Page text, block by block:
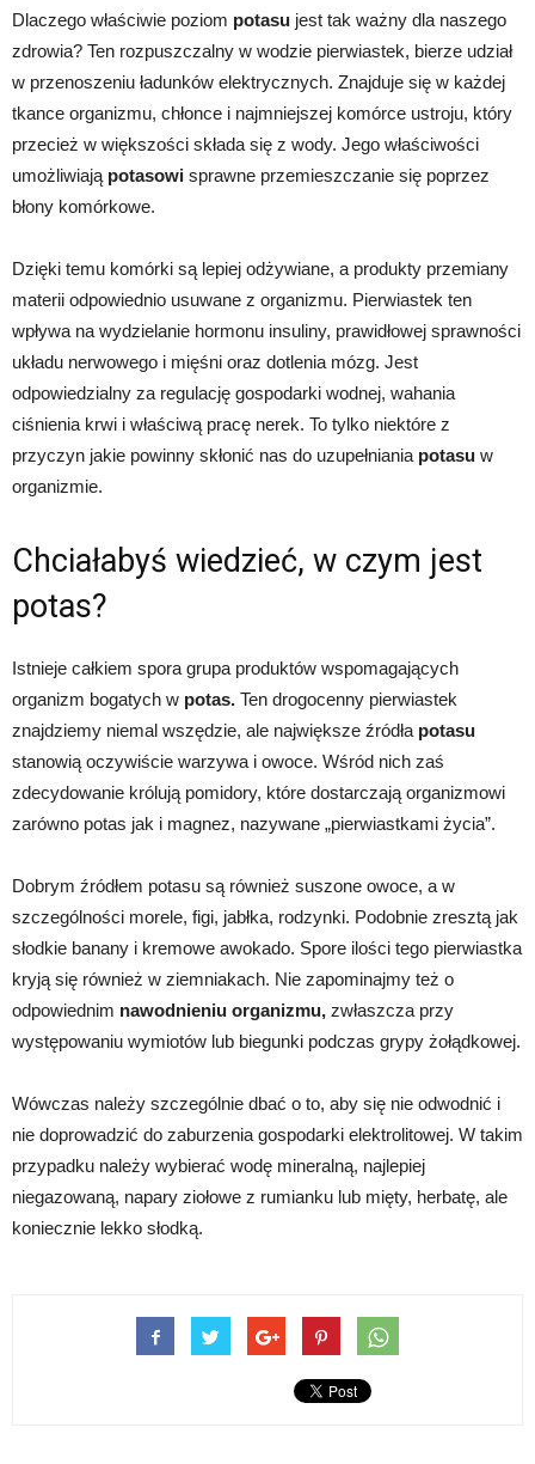
Dlaczego właściwie poziom potasu jest tak ważny dla naszego
zdrowia? Ten rozpuszczalny w wodzie pierwiastek, bierze udział
w przenoszeniu ładunków elektrycznych. Znajduje się w każdej
tkance organizmu, chłonce i najmniejszej komórce ustroju, który
przecież w większości składa się z wody. Jego właściwości
umożliwiają potasowi sprawne przemieszczanie się poprzez
błony komórkowe.
Dzięki temu komórki są lepiej odżywiane, a produkty przemiany
materii odpowiednio usuwane z organizmu. Pierwiastek ten
wpływa na wydzielanie hormonu insuliny, prawidłowej sprawności
układu nerwowego i mięśni oraz dotlenia mózg. Jest
odpowiedzialny za regulację gospodarki wodnej, wahania
ciśnienia krwi i właściwą pracę nerek. To tylko niektóre z
przyczyn jakie powinny skłonić nas do uzupełniania potasu w
organizmie.
Chciałabyś wiedzieć, w czym jest
potas?
Istnieje całkiem spora grupa produktów wspomagających
organizm bogatych w potas. Ten drogocenny pierwiastek
znajdziemy niemal wszędzie, ale największe źródła potasu
stanowią oczywiście warzywa i owoce. Wśród nich zaś
zdecydowanie królują pomidory, które dostarczają organizmowi
zarówno potas jak i magnez, nazywane „pierwiastkami życia”.
Dobrym źródłem potasu są również suszone owoce, a w
szczególności morele, figi, jabłka, rodzynki. Podobnie zresztą jak
słodkie banany i kremowe awokado. Spore ilości tego pierwiastka
kryją się również w ziemniakach. Nie zapominajmy też o
odpowiednim nawodnieniu organizmu, zwłaszcza przy
występowaniu wymiotów lub biegunki podczas grypy żołądkowej.
Wówczas należy szczególnie dbać o to, aby się nie odwodnić i
nie doprowadzić do zaburzenia gospodarki elektrolitowej. W takim
przypadku należy wybierać wodę mineralną, najlepiej
niegazowaną, napary ziołowe z rumianku lub mięty, herbatę, ale
koniecznie lekko słodką.